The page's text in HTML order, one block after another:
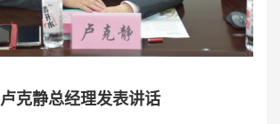
卢克静总经理发表讲话